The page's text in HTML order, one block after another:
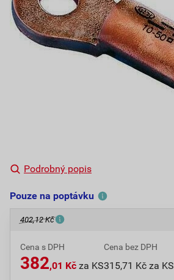
Podrobný popis
Pouze na poptávku
402,12 Kč
Cena s DPH
382,01 Kč za KS
Cena bez DPH
315,71 Kč za KS